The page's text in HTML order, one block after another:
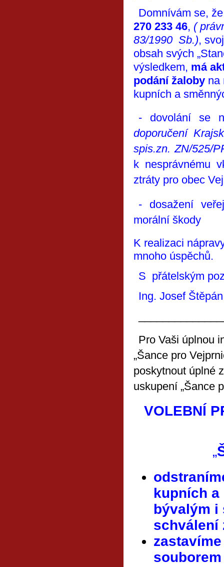
Domnívám se, že
270 233 46, (
83/1990 Sb.),
obsah svých
výsledkem, má
podání žaloby na
kupních a
- dovolání se
doporučení
spis.zn. ZN/525/
k nesprávnému
ztráty pro obec
- dosažení
morální škody
K realizaci
mnoho úspěchů.
S přátelským
Ing. Josef
Pro Vaši úplnou
„Šance pro
poskytnout úplné
uskupení „Šance
VOLEBNÍ
„
kupních a
bývalým i
schválení